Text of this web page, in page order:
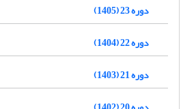
دوره 23 (1405)
دوره 22 (1404)
دوره 21 (1403)